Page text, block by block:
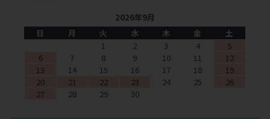
2026年9月
日
月 火 水 木 金
土
1
2 3 4
5
6
7 8 9 10 11
12
13
14 15 16 17 18
19
20
21 22 23 24 25
26
27
28 29 30